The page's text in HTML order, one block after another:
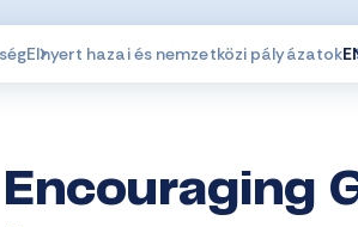
Elnyert hazai és nemzetközi pályázatok
Encouraging